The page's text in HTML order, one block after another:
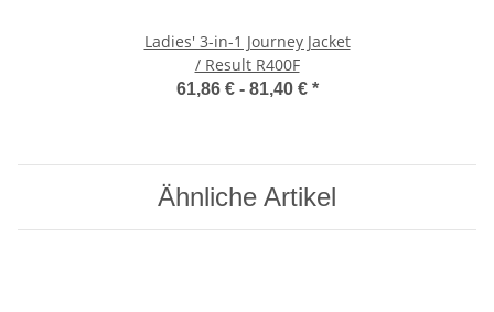
Ladies' 3-in-1 Journey Jacket
/ Result R400F
61,86 € - 81,40 € *
Ähnliche Artikel